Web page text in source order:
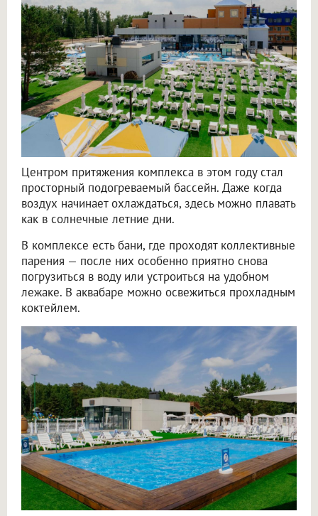
Центром притяжения комплекса в этом году стал
просторный подогреваемый бассейн. Даже когда
воздух начинает охлаждаться, здесь можно плавать
как в солнечные летние дни.
В комплексе есть бани, где проходят коллективные
парения — после них особенно приятно снова
погрузиться в воду или устроиться на удобном
лежаке. В аквабаре можно освежиться прохладным
коктейлем.